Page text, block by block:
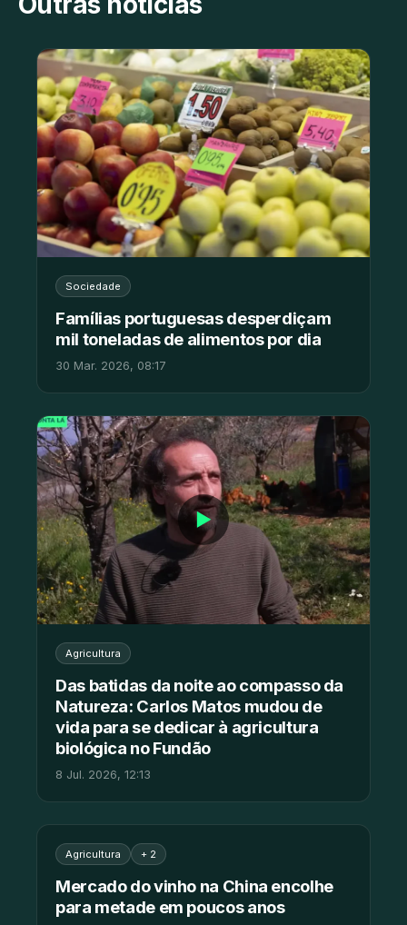
Sociedade
Famílias portuguesas desperdiçam
mil toneladas de alimentos por dia
30 Mar. 2026, 08:17
▶
Agricultura
Das batidas da noite ao compasso da
Natureza: Carlos Matos mudou de
vida para se dedicar à agricultura
biológica no Fundão
8 Jul. 2026, 12:13
Agricultura + 2
Mercado do vinho na China encolhe
para metade em poucos anos